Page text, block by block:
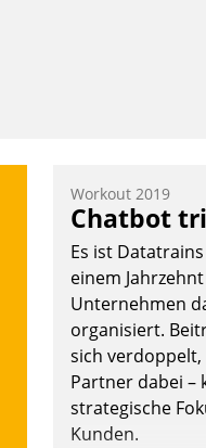
Workout 2019
Chatbot
Es ist
einem
Unternehmen
organisiert.
sich
Partner dabei –
strategische
Kunden.